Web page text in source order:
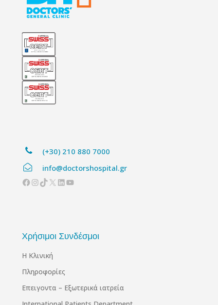
(+30) 210 880 7000
info@doctorshospital.gr
Facebook
Instagram
TikTok
X Linkedin
YouTube
Χρήσιμοι Συνδέσμοι
Η Κλινική
Πληροφορίες
Επειγοντα – Εξωτερικά ιατρεία